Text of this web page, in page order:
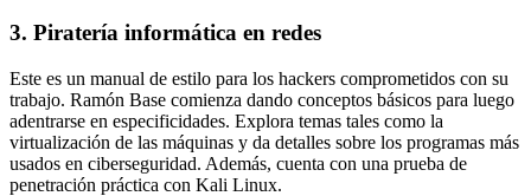
3. Piratería informática en redes
Este es un manual de estilo para los hackers comprometidos con su
trabajo. Ramón Base comienza dando conceptos básicos para luego
adentrarse en especificidades. Explora temas tales como la
virtualización de las máquinas y da detalles sobre los programas más
usados en ciberseguridad. Además, cuenta con una prueba de
penetración práctica con Kali Linux.